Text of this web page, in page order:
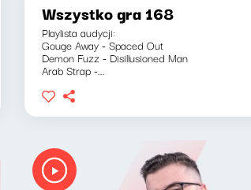
Wszystko gra 168
Playlista audycji:
Gouge Away - Spaced Out
Demon Fuzz - Disillusioned Man
Arab Strap -...